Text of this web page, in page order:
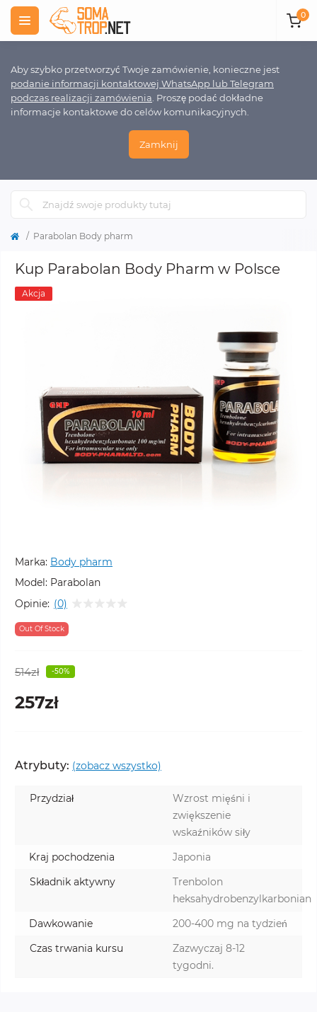
Aby szybko przetworzyć Twoje zamówienie, konieczne jest
podanie informacji kontaktowej WhatsApp lub Telegram
podczas realizacji zamówienia . Proszę podać dokładne
informacje kontaktowe do celów komunikacyjnych.
Zamknij
0
Parabolan Body pharm
Kup Parabolan Body Pharm w Polsce
Akcja
Marka: Body pharm
Model: Parabolan
Opinie: (0)
Out Of Stock
514zł -50%
257zł
Atrybuty: (zobacz wszystko)
Przydział
Wzrost mięśni i
zwiększenie
wskaźników siły
Kraj pochodzenia
Japonia
Składnik aktywny
Trenbolon
heksahydrobenzylkarbonian
Dawkowanie
200-400 mg na tydzień
Czas trwania kursu
Zazwyczaj 8-12
tygodni.